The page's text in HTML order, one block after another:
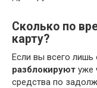
Сколько по
карту?
Если вы всего
разблокируют уже
средства по